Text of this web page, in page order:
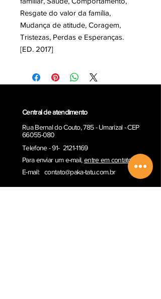
Resgate do valor da família,
Mudança de atitude, Coragem,
Tristezas, Perdas e Esperanças.
[ED. 2017]
Central de atendimento
Rua Bernal do Couto, 785 - Umarizal - CEP
66055-080
Telefone - 91- 2121-1169
Para enviar um e-mail,entre em contato
E-mail: contato@paka-tatu.com.br